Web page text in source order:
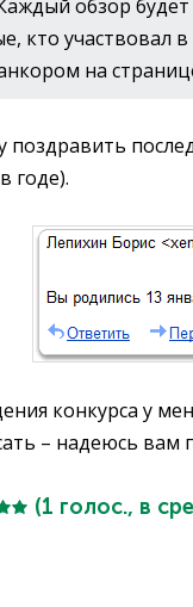
обзор
кто участвовал
на
поздравить
годе).
конкурса у
– надеюсь вам
(1 голос., в